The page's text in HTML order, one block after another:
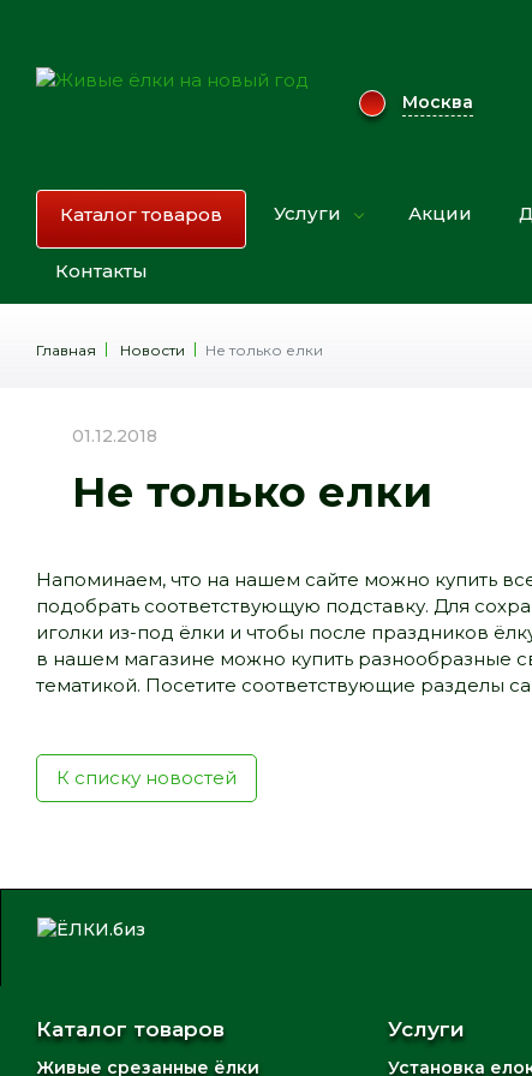
Москва
Каталог товаров Услуги Акции
Контакты
Главная Новости Не только елки
01.12.2018
Не только елки
Напоминаем, что на нашем сайте можно купить
подобрать соответствующую подставку. Для
иголки из-под ёлки и чтобы после праздников
в нашем магазине можно купить разнообразные
тематикой. Посетите соответствующие разделы
К списку новостей
Каталог товаров
Живые срезанные ёлки
Услуги
Установка